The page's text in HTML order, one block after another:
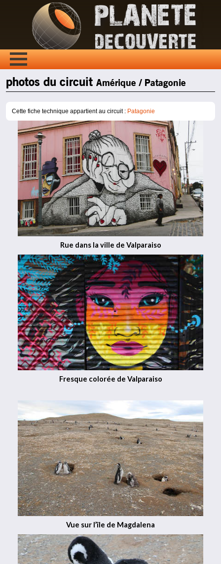
photos du circuitAmérique / Patagonie
Cette fiche technique appartient au circuit : Patagonie
Rue dans la ville de Valparaiso
Fresque colorée de Valparaiso
Vue sur l’île de Magdalena